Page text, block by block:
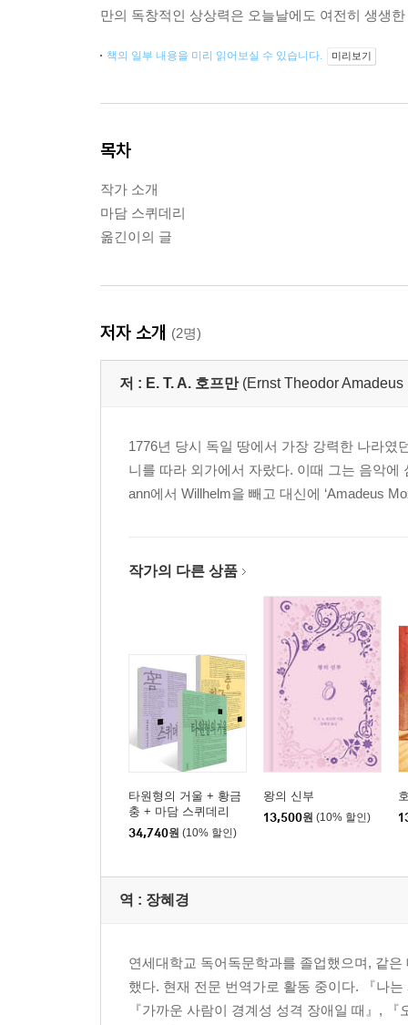
만의 독창적인 상상력은 오늘날에도 여전히 생생
책의 일부 내용을 미리 읽어보실 수 있습니다. 미리보기
목차
작가 소개
마담 스퀴데리
옮긴이의 글
저자 소개 (2명)
저 : E. T. A. 호프만 (Ernst Theodor Amadeus
1776년 당시 독일 땅에서 가장 강력한 나라
니를 따라 외가에서 자랐다. 이때 그는 음악
ann에서 Willhelm을 빼고 대신에 ‘Amadeus
작가의 다른 상품
타원형의 거울 + 황금
충 + 마담 스퀴데리
34,740원 (10% 할인)
왕의 신부
13,500원 (10% 할인)
역 : 장혜경
연세대학교 독어독문학과를 졸업했으며, 같
했다. 현재 전문 번역가로 활동 중이다. 『나
『가까운 사람이 경계성 성격 장애일 때』,